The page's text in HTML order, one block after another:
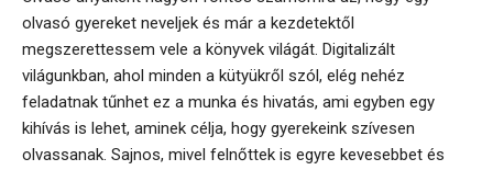
olvasó gyereket neveljek és már a kezdetektől
megszerettessem vele a könyvek világát. Digitalizált
világunkban, ahol minden a kütyükről szól, elég nehéz
feladatnak tűnhet ez a munka és hivatás, ami egyben egy
kihívás is lehet, aminek célja, hogy gyerekeink szívesen
olvassanak. Sajnos, mivel felnőttek is egyre kevesebbet és